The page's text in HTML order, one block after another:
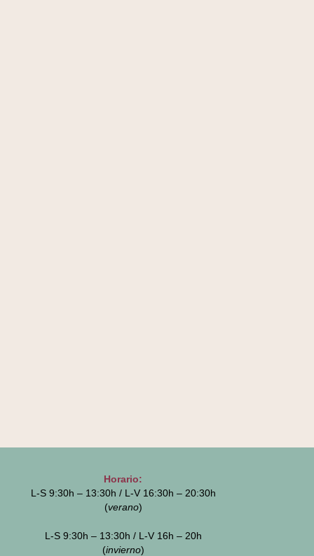
Horario:
L-S 9:30h – 13:30h / L-V 16:30h – 20:30h
(verano)
L-S 9:30h – 13:30h / L-V 16h – 20h
(invierno)